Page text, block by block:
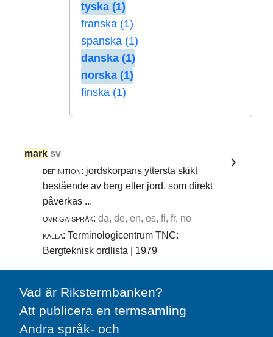
tyska (1)
franska (1)
spanska (1)
danska (1)
norska (1)
finska (1)
mark sv
definition: jordskorpans yttersta skikt
bestående av berg eller jord, som direkt
påverkas ...
övriga språk: da, de, en, es, fi, fr, no
källa: Terminologicentrum TNC:
Bergteknisk ordlista | 1979
Vad är Rikstermbanken?
Att publicera en termsamling
Andra språk- och